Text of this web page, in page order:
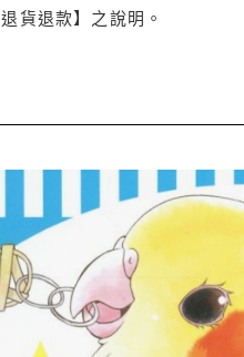
貨退款】之說明。